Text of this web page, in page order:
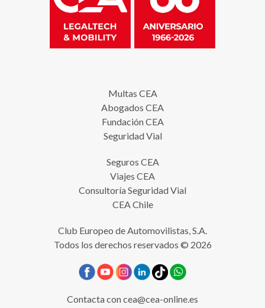
Multas CEA
Abogados CEA
Fundación CEA
Seguridad Vial
Seguros CEA
Viajes CEA
Consultoría Seguridad Vial
CEA Chile
Club Europeo de Automovilistas, S.A.
Todos los derechos reservados © 2026
Contacta concea@cea-online.es